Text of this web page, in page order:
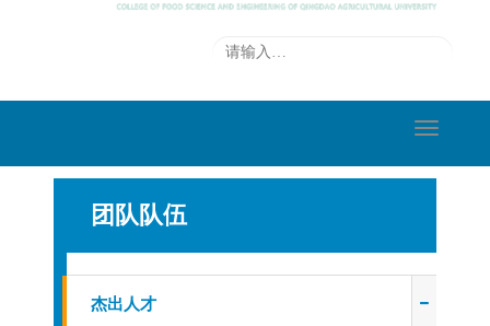
切
换
团队队伍
杰出人才